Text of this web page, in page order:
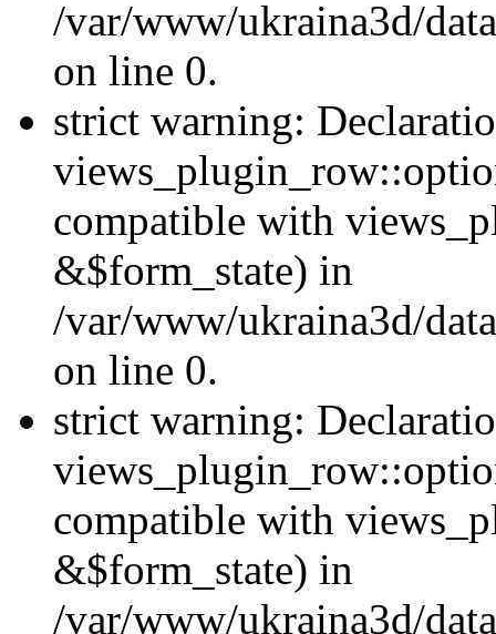
/var/www/ukraina3d/
on line 0.
strict warning:
compatible with
&$form_state) in
/var/www/ukraina3d/
on line 0.
strict warning:
compatible with
&$form_state) in
/var/www/ukraina3d/